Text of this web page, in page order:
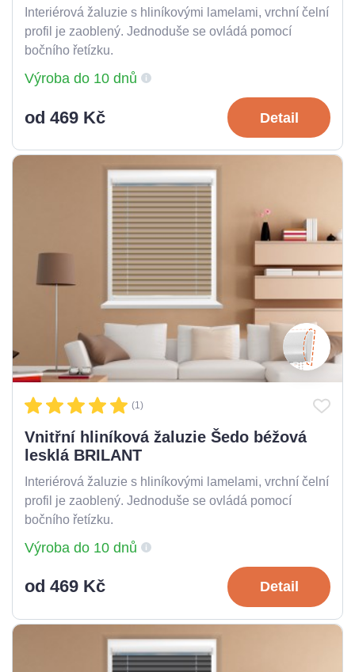
Interiérová žaluzie s hliníkovými lamelami, vrchní čelní
profil je zaoblený. Jednoduše se ovládá pomocí
bočního řetízku.
Výroba do 10 dnů
od 469 Kč Detail
(1)
Vnitřní hliníková žaluzie Šedo béžová
lesklá BRILANT
Interiérová žaluzie s hliníkovými lamelami, vrchní čelní
profil je zaoblený. Jednoduše se ovládá pomocí
bočního řetízku.
Výroba do 10 dnů
od 469 Kč Detail